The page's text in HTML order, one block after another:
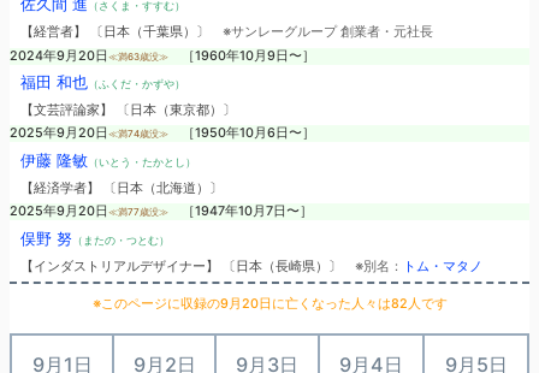
佐久間 進 （さくま・すすむ）
【経営者】 〔日本（千葉県）〕 ※サンレーグループ 創業者・元社長
2024年9月20日 ≪満63歳没≫ ［1960年10月9日〜］
福田 和也（ふくだ・かずや）
【文芸評論家】 〔日本（東京都）〕
2025年9月20日 ≪満74歳没≫ ［1950年10月6日〜］
伊藤 隆敏（いとう・たかとし）
【経済学者】 〔日本（北海道）〕
2025年9月20日 ≪満77歳没≫ ［1947年10月7日〜］
俣野 努（またの・つとむ）
【インダストリアルデザイナー】 〔日本（長崎県）〕 ※別名： トム・マタノ
※このページに収録の9月20日に亡くなった人々は82人です
9月1日 9月2日 9月3日 9月4日 9月5日